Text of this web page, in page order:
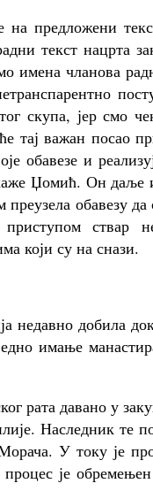
на предложени
текст нацрта
имена чланова
скупа, јер смо
тај важан посао
обавезе и
Џомић. Он даље
обавезу
приступом
који су на снази.
добила
имање
рата давано у
Наследник те
У току је
процес је